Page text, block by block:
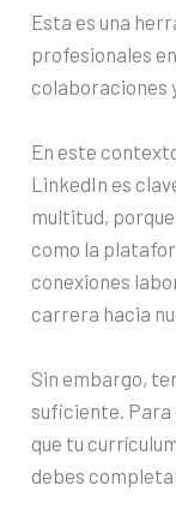
Esta es una
profesionales
colaboraciones
En este
LinkedIn es
multitud,
como la
conexiones
carrera hacia
Sin embargo,
suficiente.
que tu
debes